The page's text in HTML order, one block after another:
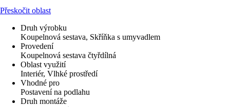
Přeskočit oblast
Druh výrobku
Koupelnová sestava, Skříňka s umyvadlem
Provedení
Koupelnová sestava čtyřdílná
Oblast využití
Interiér, Vlhké prostředí
Vhodné pro
Postavení na podlahu
Druh montáže